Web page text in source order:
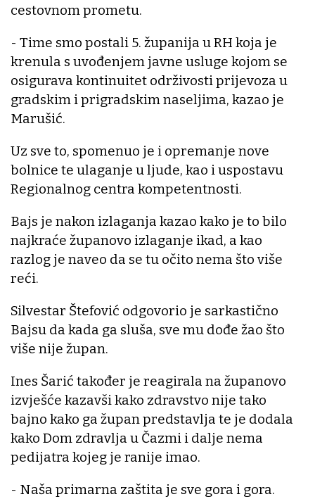
cestovnom prometu.
- Time smo postali 5. županija u RH koja je
krenula s uvođenjem javne usluge kojom se
osigurava kontinuitet održivosti prijevoza u
gradskim i prigradskim naseljima, kazao je
Marušić.
Uz sve to, spomenuo je i opremanje nove
bolnice te ulaganje u ljude, kao i uspostavu
Regionalnog centra kompetentnosti.
Bajs je nakon izlaganja kazao kako je to bilo
najkraće županovo izlaganje ikad, a kao
razlog je naveo da se tu očito nema što više
reći.
Silvestar Štefović odgovorio je sarkastično
Bajsu da kada ga sluša, sve mu dođe žao što
više nije župan.
Ines Šarić također je reagirala na županovo
izvješće kazavši kako zdravstvo nije tako
bajno kako ga župan predstavlja te je dodala
kako Dom zdravlja u Čazmi i dalje nema
pedijatra kojeg je ranije imao.
- Naša primarna zaštita je sve gora i gora.